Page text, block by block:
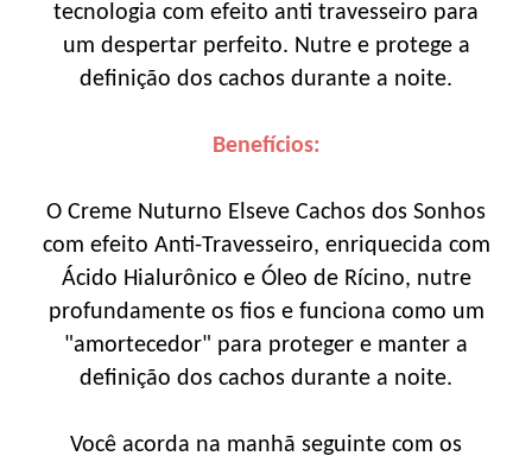
tecnologia com efeito anti travesseiro para
um despertar perfeito. Nutre e protege a
definição dos cachos durante a noite.
Benefícios:
O Creme Nuturno Elseve Cachos dos Sonhos
com efeito Anti-Travesseiro, enriquecida com
Ácido Hialurônico e Óleo de Rícino, nutre
profundamente os fios e funciona como um
"amortecedor" para proteger e manter a
definição dos cachos durante a noite.
Você acorda na manhã seguinte com os